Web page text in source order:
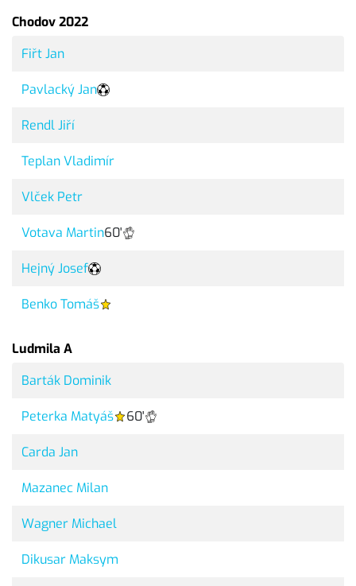
Chodov 2022
Fiřt Jan
Pavlacký Jan
Rendl Jiří
Teplan Vladimír
Vlček Petr
Votava Martin60'
Hejný Josef
Benko Tomáš
Ludmila A
Barták Dominik
Peterka Matyáš 60'
Carda Jan
Mazanec Milan
Wagner Michael
Dikusar Maksym